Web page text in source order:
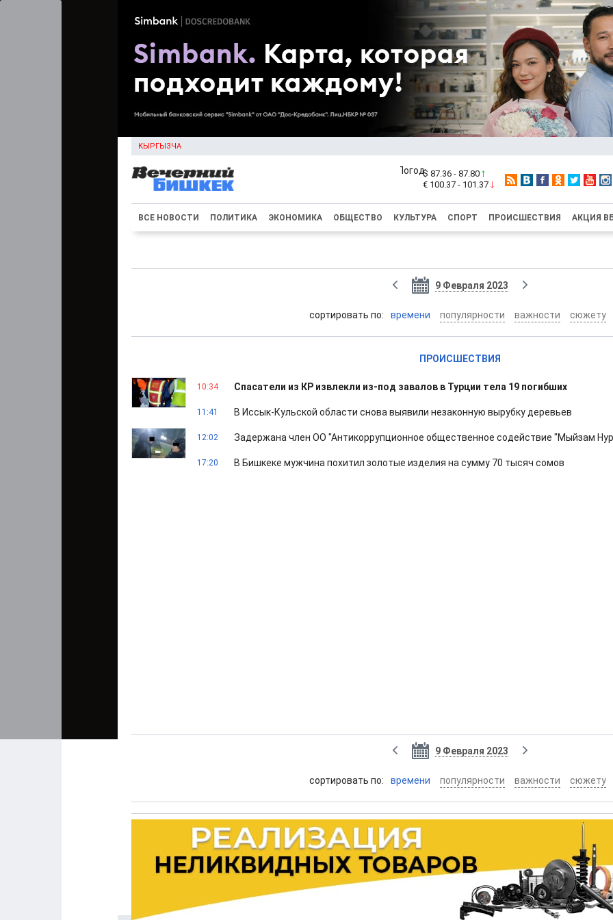
КЫРГЫЗЧА
$ 87.36 - 87.80
€ 100.37 - 101.37
ВСЕ НОВОСТИ ПОЛИТИКА ЭКОНОМИКА ОБЩЕСТВО КУЛЬТУРА СПОРТ ПРОИСШЕСТВИЯ АКЦИЯ
9 Февраля 2023
cортировать по: времени популярности важности сюжету
ПРОИСШЕСТВИЯ
10:34 Спасатели из КР извлекли из-под завалов в Турции тела 19 погибших
11:41 В Иссык-Кульской области снова выявили незаконную вырубку деревьев
12:02 Задержана член ОО "Антикоррупционное общественное содействие "Мыйзам
17:20 В Бишкеке мужчина похитил золотые изделия на сумму 70 тысяч сомов
9 Февраля 2023
cортировать по: времени популярности важности сюжету